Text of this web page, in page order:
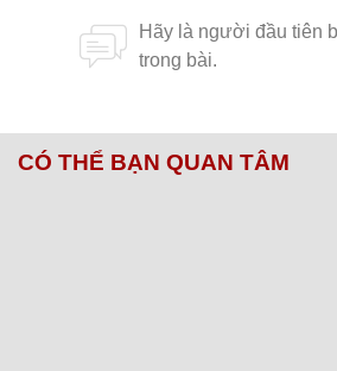
CÓ THỂ BẠN QUAN TÂM